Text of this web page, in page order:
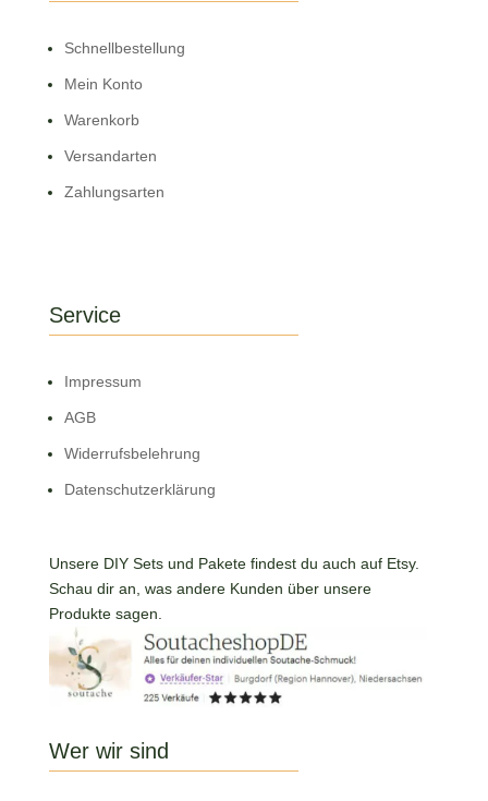
Schnell­bestellung
Mein Konto
Warenkorb
Versandarten
Zahlungsarten
Service
Impressum
AGB
Widerrufsbelehrung
Datenschutzerklärung
Unsere DIY Sets und Pakete findest du auch auf Etsy.
Schau dir an, was andere Kunden über unsere
Produkte sagen.
Wer wir sind